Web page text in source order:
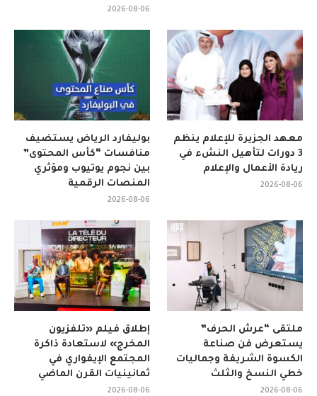
2026-08-06
بوليفارد الرياض يستضيف
منافسات “كأس المحتوى”
بين نجوم يوتيوب ومؤثري
المنصات الرقمية
2026-08-06
معهد الجزيرة للإعلام ينظم
3 دورات لتأهيل النشء في
ريادة الأعمال والإعلام
2026-08-06
إطلاق فيلم «تلفزيون
المخرج» لاستعادة ذاكرة
المجتمع الإيفواري في
ثمانينيات القرن الماضي
2026-08-06
ملتقى “عرش الحرف”
يستعرض فن صناعة
الكسوة الشريفة وجماليات
خطي النسخ والثلث
2026-08-06